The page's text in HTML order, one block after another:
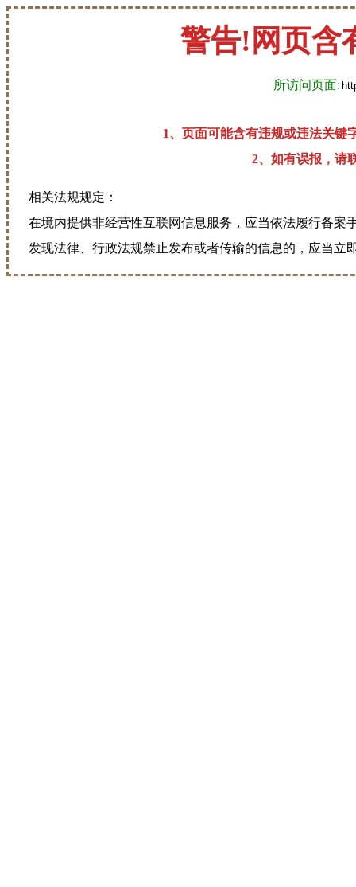
警告!网页含
所访问页面:
1、页面可能含有违规或违法关键
2、如有误报，请
相关法规规定：
在境内提供非经营性互联网信息服务，应当依法履行备案
发现法律、行政法规禁止发布或者传输的信息的，应当